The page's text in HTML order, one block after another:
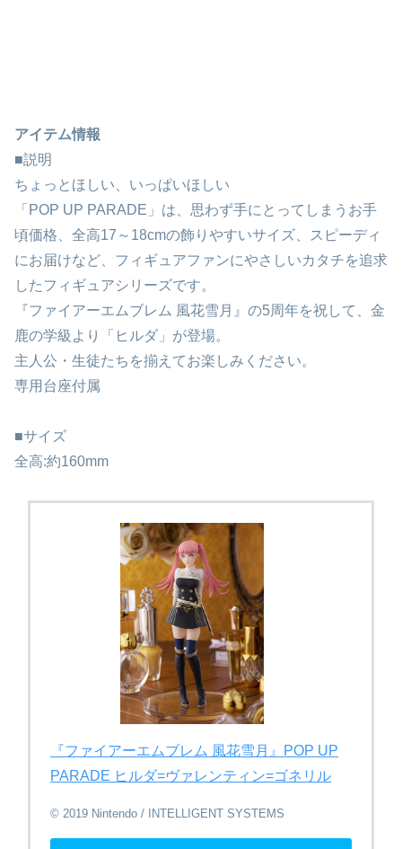
アイテム情報
■説明
ちょっとほしい、いっぱいほしい
「POP UP PARADE」は、思わず手にとってしまうお手
頃価格、全高17～18cmの飾りやすいサイズ、スピーディ
にお届けなど、フィギュアファンにやさしいカタチを追求
したフィギュアシリーズです。
『ファイアーエムブレム 風花雪月』の5周年を祝して、金
鹿の学級より「ヒルダ」が登場。
主人公・生徒たちを揃えてお楽しみください。
専用台座付属
■サイズ
全高:約160mm
『ファイアーエムブレム 風花雪月』POP UP
PARADE ヒルダ=ヴァレンティン=ゴネリル
© 2019 Nintendo / INTELLIGENT SYSTEMS